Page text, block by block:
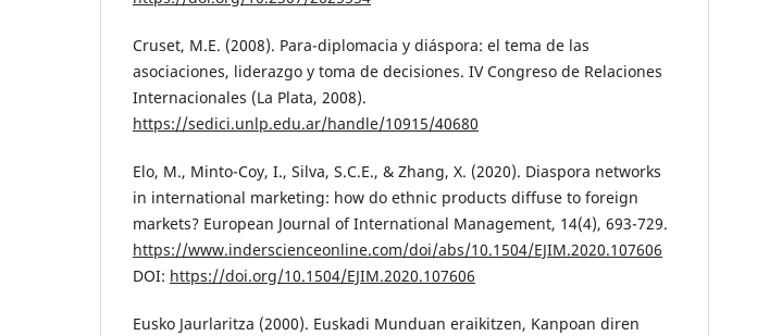
Cruset, M.E. (2008). Para-diplomacia y diáspora: el tema de las
asociaciones, liderazgo y toma de decisiones. IV Congreso de Relaciones
Internacionales (La Plata, 2008).
https://sedici.unlp.edu.ar/handle/10915/40680
Elo, M., Minto-Coy, I., Silva, S.C.E., & Zhang, X. (2020). Diaspora networks
in international marketing: how do ethnic products diffuse to foreign
markets? European Journal of International Management, 14(4), 693-729.
https://www.inderscienceonline.com/doi/abs/10.1504/EJIM.2020.107606
DOI: https://doi.org/10.1504/EJIM.2020.107606
Eusko Jaurlaritza (2000). Euskadi Munduan eraikitzen, Kanpoan diren